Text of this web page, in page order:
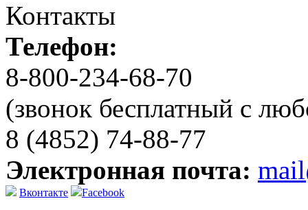
Контакты
Телефон:
8-800-234-68-70
(звонок бесплатный с
8 (4852) 74-88-77
Электронная почта:
Вконтакте Facebook